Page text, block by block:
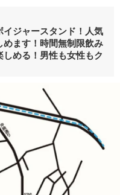
イジャースタンド！人気
ます！時間無制限飲み
める！男性も女性もク